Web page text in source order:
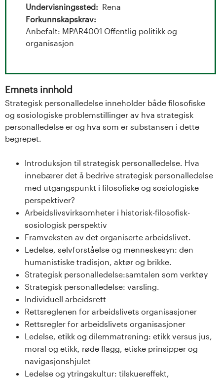
n
v
e
Undervisningssted
Rena
Forkunnskapskrav
Anbefalt: MPAR4001 Offentlig politikk og
organisasjon
Emnets innhold
Strategisk personalledelse inneholder både filosofiske
og sosiologiske problemstillinger av hva strategisk
personalledelse er og hva som er substansen i dette
begrepet.
Introduksjon til strategisk personalledelse. Hva
innebærer det å bedrive strategisk personalledelse
med utgangspunkt i filosofiske og sosiologiske
perspektiver?
Arbeidslivsvirksomheter i historisk-filosofisk-
sosiologisk perspektiv
Framveksten av det organiserte arbeidslivet.
Ledelse, selvforståelse og menneskesyn: den
humanistiske tradisjon, aktør og brikke.
Strategisk personalledelse:samtalen som verktøy
Strategisk personalledelse: varsling.
Individuell arbeidsrett
Rettsreglenen for arbeidslivets organisasjoner
Rettsregler for arbeidslivets organisasjoner
Ledelse, etikk og dilemmatrening: etikk versus jus,
moral og etikk, røde flagg, etiske prinsipper og
navigasjonshjulet
Ledelse og ytringskultur: tilskuereffekt,